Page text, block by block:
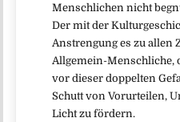
Menschlichen nicht
Der mit der
Anstrengung es zu allen
Allgemein-Menschliche,
vor dieser doppelten
Schutt von Vorurteilen,
Licht zu fördern.